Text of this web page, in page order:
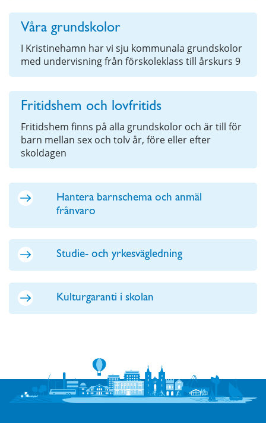
Våra grundskolor
I Kristinehamn har vi sju kommunala grundskolor
med undervisning från förskoleklass till årskurs 9
Fritidshem och lovfritids
Fritidshem finns på alla grundskolor och är till för
barn mellan sex och tolv år, före eller efter
skoldagen
Hantera barnschema och anmäl
frånvaro
Studie- och yrkesvägledning
Kulturgaranti i skolan